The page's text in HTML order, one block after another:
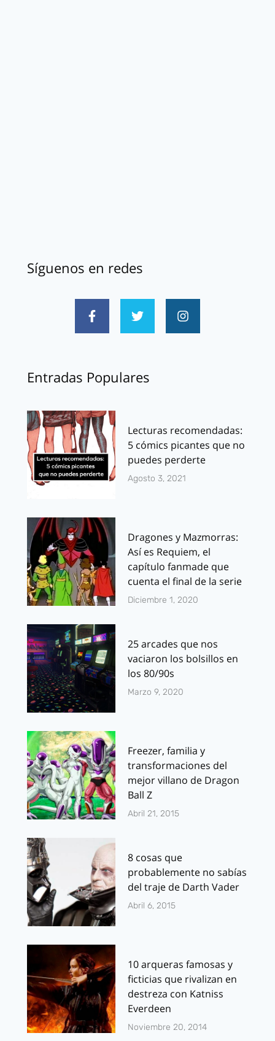
Síguenos en redes
Entradas Populares
Lecturas recomendadas:
5 cómics picantes que no
puedes perderte
Agosto 3, 2021
Dragones y Mazmorras:
Así es Requiem, el
capítulo fanmade que
cuenta el final de la serie
Diciembre 1, 2020
25 arcades que nos
vaciaron los bolsillos en
los 80/90s
Marzo 9, 2020
Freezer, familia y
transformaciones del
mejor villano de Dragon
Ball Z
Abril 21, 2015
8 cosas que
probablemente no sabías
del traje de Darth Vader
Abril 6, 2015
10 arqueras famosas y
ficticias que rivalizan en
destreza con Katniss
Everdeen
Noviembre 20, 2014